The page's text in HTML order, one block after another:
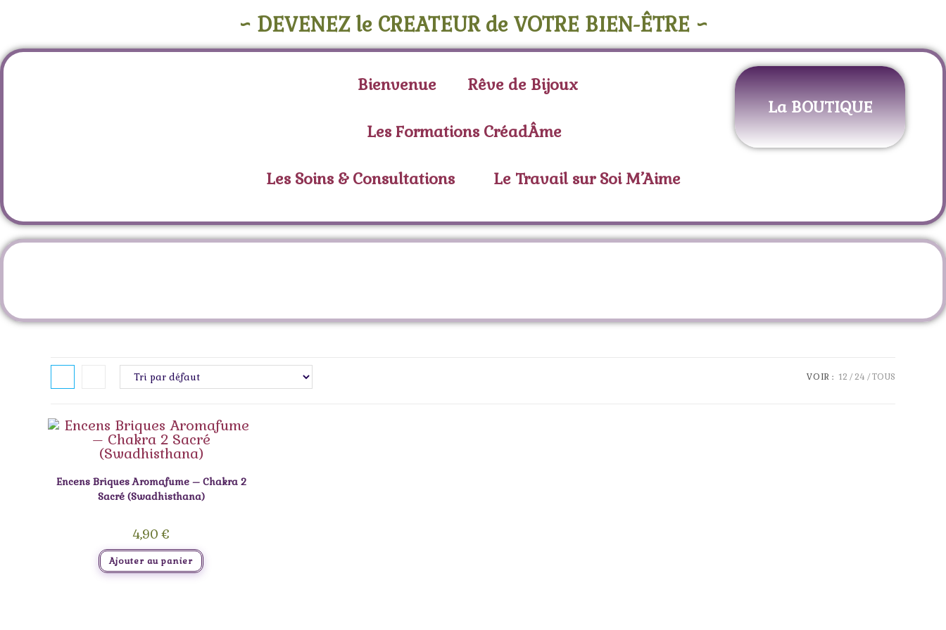
~ DEVENEZ le CREATEUR de VOTRE BIEN-ÊTRE ~
Bienvenue Rêve de Bijoux
Les Formations CréadÂme
Les Soins & Consultations Le Travail sur Soi M’Aime
La BOUTIQUE
VOIR : 12 24 TOUS
Encens Briques Aromafume – Chakra 2
Sacré (Swadhisthana)
4,90€
Ajouter au panier